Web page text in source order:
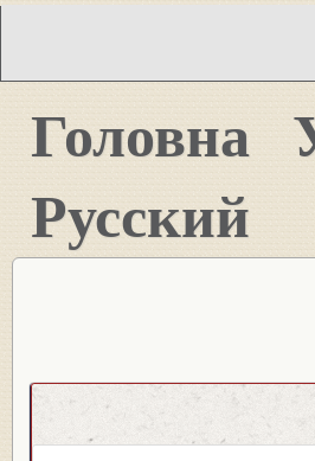
Головна
Русский